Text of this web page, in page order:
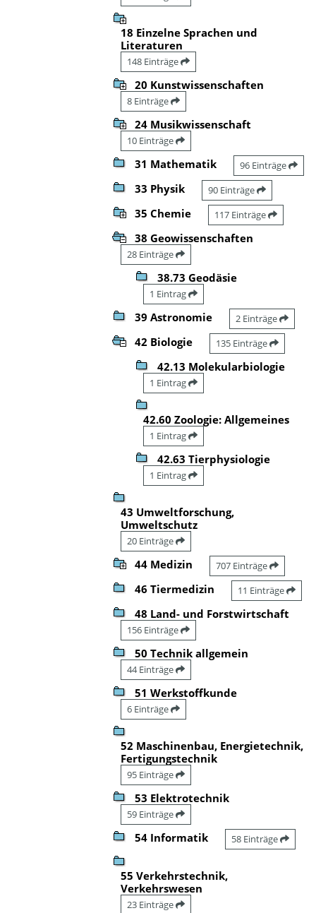
18 Einzelne Sprachen und
Literaturen
148 Einträge
20 Kunstwissenschaften
8 Einträge
24 Musikwissenschaft
10 Einträge
31 Mathematik 96 Einträge
33 Physik 90 Einträge
35 Chemie 117 Einträge
38 Geowissenschaften
28 Einträge
38.73 Geodäsie
1 Eintrag
39 Astronomie 2 Einträge
42 Biologie 135 Einträge
42.13 Molekularbiologie
1 Eintrag
42.60 Zoologie: Allgemeines
1 Eintrag
42.63 Tierphysiologie
1 Eintrag
43 Umweltforschung,
Umweltschutz
20 Einträge
44 Medizin 707 Einträge
46 Tiermedizin 11 Einträge
48 Land- und Forstwirtschaft
156 Einträge
50 Technik allgemein
44 Einträge
51 Werkstoffkunde
6 Einträge
52 Maschinenbau, Energietechnik,
Fertigungstechnik
95 Einträge
53 Elektrotechnik
59 Einträge
54 Informatik 58 Einträge
55 Verkehrstechnik,
Verkehrswesen
23 Einträge